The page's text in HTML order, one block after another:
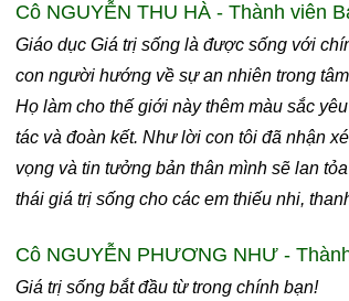
Cô NGUYỄN THU HÀ - Thành viên
Giáo dục Giá trị sống là được sống với
con người hướng về sự an nhiên trong
Họ làm cho thế giới này thêm màu sắc
tác và đoàn kết. Như lời con tôi đã nhận
vọng và tin tưởng bản thân mình sẽ lan
thái giá trị sống cho các em thiếu nhi,
Cô NGUYỄN PHƯƠNG NHƯ -
Giá trị sống bắt đầu từ trong chính bạn!